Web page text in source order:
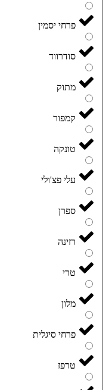
פרחי יסמין
סודרווד
מתוק
קמפור
טונקה
עלי פצ'ולי
ספרן
רזינה
טרי
מלון
פרחי סיגלית
טרפז